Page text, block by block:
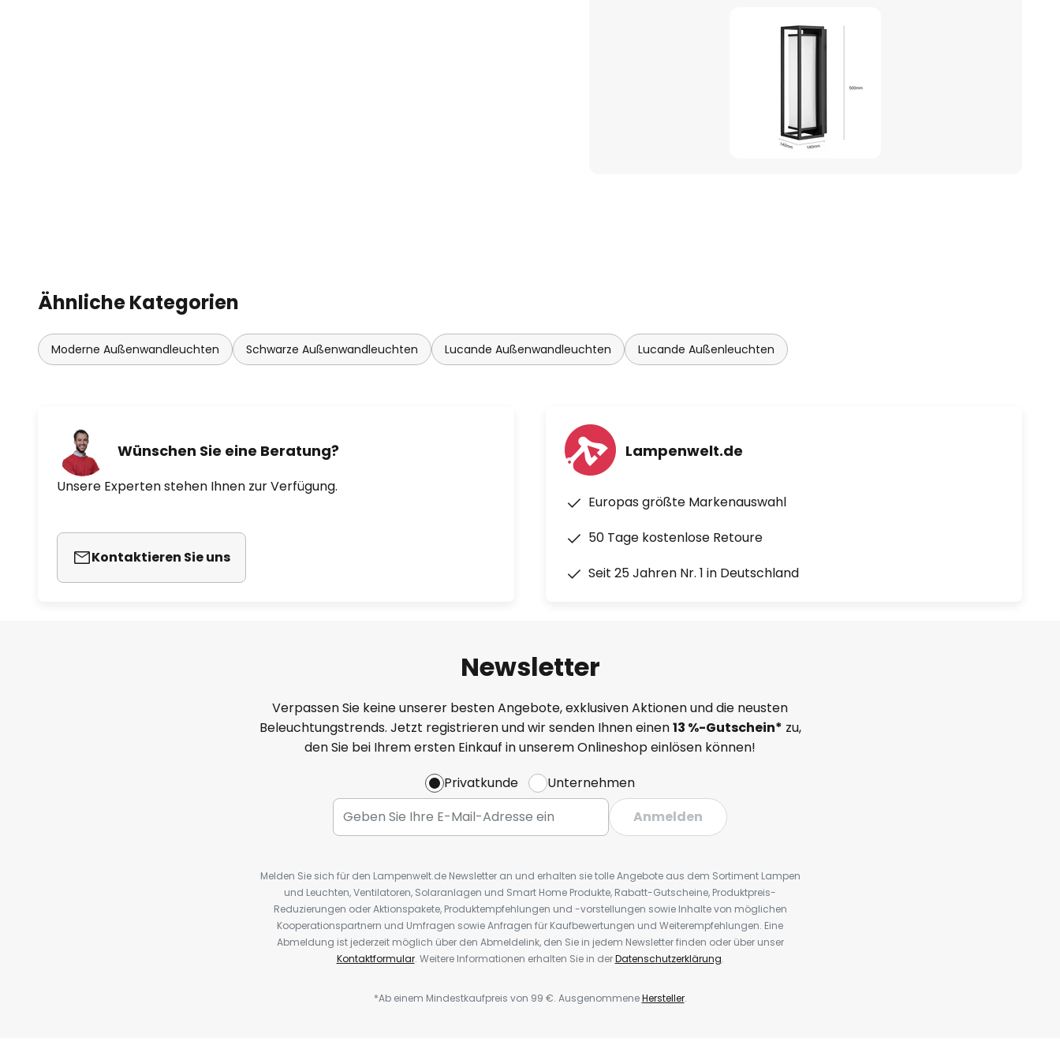
Ähnliche Kategorien
Moderne Außenwandleuchten Schwarze Außenwandleuchten Lucande Außenwandleuchten Lucande Außenleuchten
Wünschen Sie eine Beratung?
Unsere Experten stehen Ihnen zur Verfügung.
Kontaktieren Sie uns
Lampenwelt.de
Europas größte Markenauswahl
50 Tage kostenlose Retoure
Seit 25 Jahren Nr. 1 in Deutschland
Newsletter
Verpassen Sie keine unserer besten Angebote, exklusiven Aktionen und die neusten
Beleuchtungstrends. Jetzt registrieren und wir senden Ihnen einen13 %-Gutschein* zu,
den Sie bei Ihrem ersten Einkauf in unserem Onlineshop einlösen können!
Privatkunde
Unternehmen
Anmelden
Melden Sie sich für den Lampenwelt.de Newsletter an und erhalten sie tolle Angebote aus dem Sortiment Lampen
und Leuchten, Ventilatoren, Solaranlagen und Smart Home Produkte, Rabatt-Gutscheine, Produktpreis-
Reduzierungen oder Aktionspakete, Produktempfehlungen und -vorstellungen sowie Inhalte von möglichen
Kooperationspartnern und Umfragen sowie Anfragen für Kaufbewertungen und Weiterempfehlungen. Eine
Abmeldung ist jederzeit möglich über den Abmeldelink, den Sie in jedem Newsletter finden oder über unser
Kontaktformular. Weitere Informationen erhalten Sie in derDatenschutzerklärung.
*Ab einem Mindestkaufpreis von 99 €. AusgenommeneHersteller.